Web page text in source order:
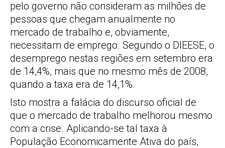
pelo governo não consideram as milhões de
pessoas que chegam anualmente no
mercado de trabalho e, obviamente,
necessitam de emprego. Segundo o DIEESE, o
desemprego nestas regiões em setembro era
de 14,4%, mais que no mesmo mês de 2008,
quando a taxa era de 14,1%.
Isto mostra a falácia do discurso oficial de
que o mercado de trabalho melhorou mesmo
com a crise. Aplicando-se tal taxa à
População Economicamente Ativa do país,